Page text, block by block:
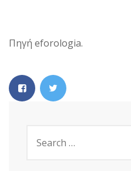
Πηγή eforologia.